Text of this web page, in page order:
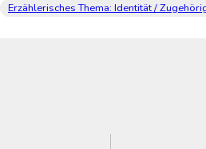
Erzählerisches Thema: Identität /